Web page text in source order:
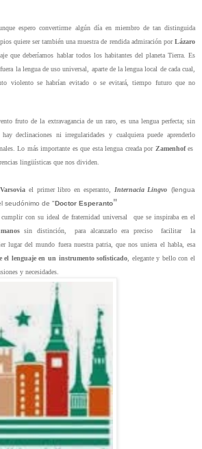
espero convertirme algún día en miembro de tan distinguida
quiere ser también una muestra de rendida admiración porLázaro
que deberíamos hablar todos los habitantes del planeta Tierra. Es
fuera la lengua de uso universal, aparte de la lengua local de cada cual,
violento se habrían evitado o se evitará, tiempo futuro que no
fruto de la extravagancia de un raro, es una lengua perfecta; sin
declinaciones ni irregularidades y cualquiera puede aprenderlo
Lo más importante es que esta lengua creada por Zamenhofes
lingüísticas que nos dividen.
Varsovia el primer libro en esperanto, Internacia Lingvo (lengua
seudónimo de "Doctor Esperanto"
con su ideal de fraternidad universal que se inspiraba en el
sin distinción, para alcanzarlo era precisofacilitar
la
lugar del mundo fuera nuestra patria, que nos uniera el habla, esa
el lenguaje en un instrumento sofisticado , elegante y bello con el
y necesidades.